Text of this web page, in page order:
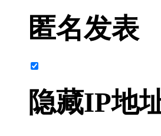
匿名发表
隐藏IP地